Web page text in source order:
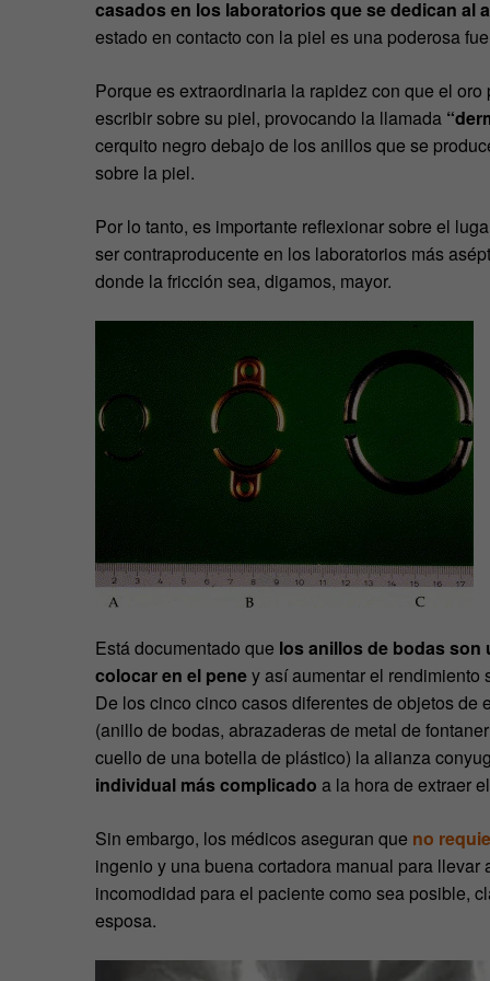
casados en los laboratorios que se dedican al
estado en contacto con la piel es una poderosa
Porque es extraordinaria la rapidez con que el
escribir sobre su piel, provocando la llamada
cerquito negro debajo de los anillos que se
sobre la piel.
Por lo tanto, es importante reflexionar sobre el
ser contraproducente en los laboratorios más
donde la fricción sea, digamos, mayor.
Está documentado que los anillos de bodas son
colocar en el peney así aumentar el rendimiento
De los cinco cinco casos diferentes de objetos
(anillo de bodas, abrazaderas de metal de
cuello de una botella de plástico) la alianza
individual más complicado a la hora de extraer
Sin embargo, los médicos aseguran que no
ingenio y una buena cortadora manual para
incomodidad para el paciente como sea posible,
esposa.